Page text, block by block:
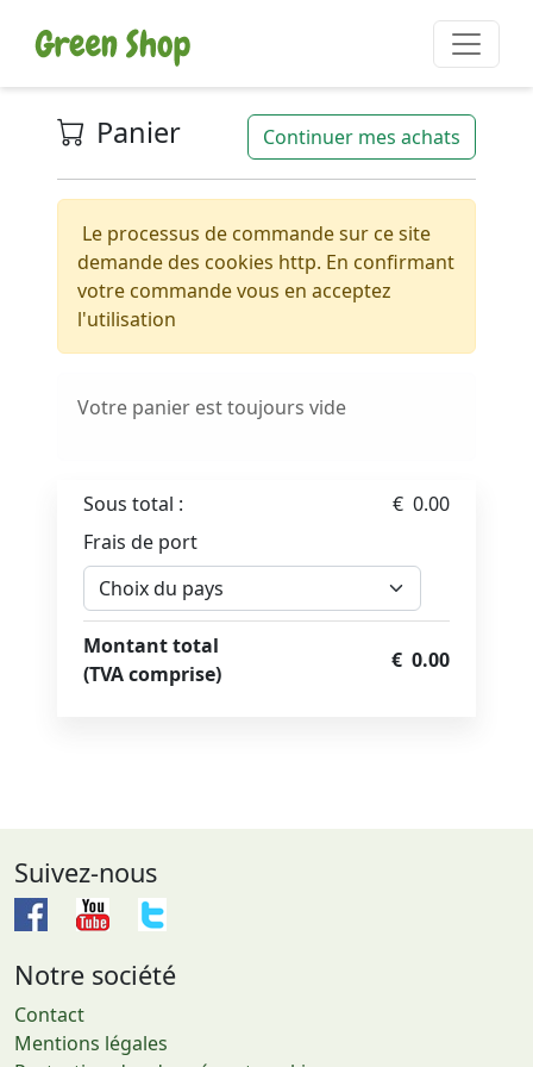
Panier Continuer mes achats
Le processus de commande sur ce site
demande des cookies http. En confirmant
votre commande vous en acceptez
l'utilisation
Votre panier est toujours vide
Sous total :
€ 0.00
Frais de port
Montant total
(TVA comprise)
€ 0.00
Suivez-nous
Notre société
Contact
Mentions légales